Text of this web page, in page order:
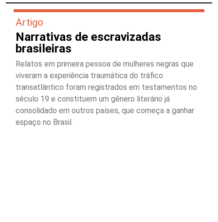
Artigo
Narrativas de escravizadas
brasileiras
Relatos em primeira pessoa de mulheres negras que
viveram a experiência traumática do tráfico
transatlântico foram registrados em testamentos no
século 19 e constituem um gênero literário já
consolidado em outros países, que começa a ganhar
espaço no Brasil.